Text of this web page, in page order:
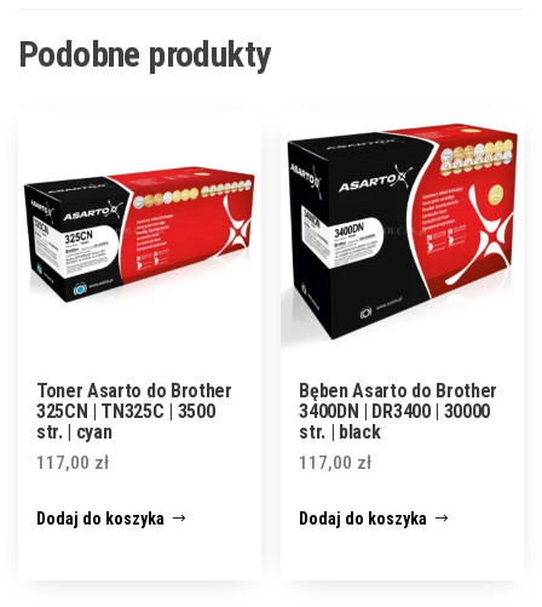
Podobne produkty
Toner Asarto do Brother
325CN | TN325C | 3500
str. | cyan
117,00 zł
Dodaj do koszyka
Bęben Asarto do Brother
3400DN | DR3400 | 30000
str. | black
117,00 zł
Dodaj do koszyka